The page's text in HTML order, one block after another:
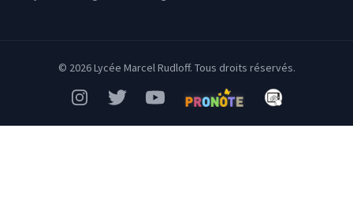
© 2026 Lycée Marcel Rudloff. Tous droits réservés.
InstagramTwitterYouTubePronote Mon Bureau